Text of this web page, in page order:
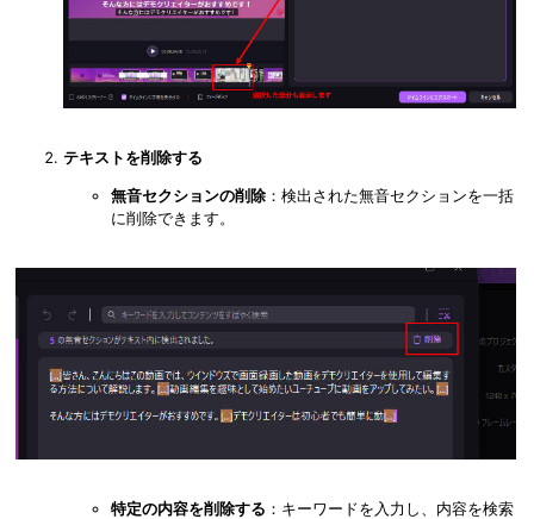
テキストを削除する
無音セクションの削除：検出された無音セクションを一括
に削除できます。
特定の内容を削除する ：キーワードを入力し、内容を検索